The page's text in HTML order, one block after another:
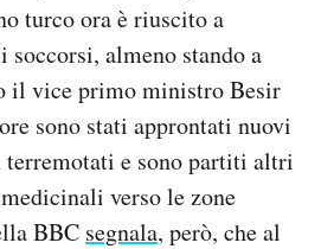
turco ora è riuscito a
almeno stando a
il vice primo ministro Besir
sono stati approntati nuovi
e sono partiti altri
verso le zone
BBC segnala, però, che al